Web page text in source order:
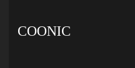
COONIC